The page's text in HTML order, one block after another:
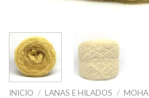
INICIO / LANAS E HILADOS /